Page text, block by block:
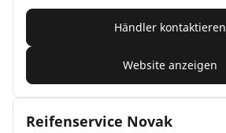
Händler kontaktieren
Website anzeigen
Reifenservice Novak